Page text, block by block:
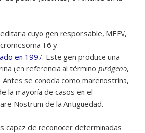
cuyo gen responsable, MEFV,
16 y
en 1997. Este gen produce una
(en referencia al término pirógeno,
se conocía como marenostrina,
la mayoría de casos en el
Nostrum de la Antigüedad.
capaz de reconocer determinadas